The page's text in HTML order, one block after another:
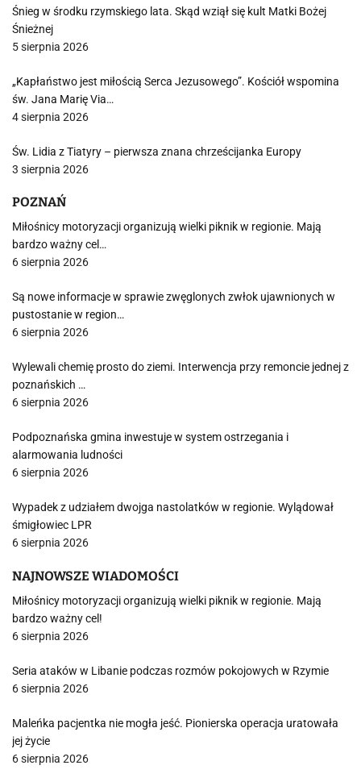
Śnieg w środku rzymskiego lata. Skąd wziął się kult Matki Bożej
Śnieżnej
5 sierpnia 2026
„Kapłaństwo jest miłością Serca Jezusowego”. Kościół wspomina
św. Jana Marię Via…
4 sierpnia 2026
Św. Lidia z Tiatyry – pierwsza znana chrześcijanka Europy
3 sierpnia 2026
POZNAŃ
Miłośnicy motoryzacji organizują wielki piknik w regionie. Mają
bardzo ważny cel…
6 sierpnia 2026
Są nowe informacje w sprawie zwęglonych zwłok ujawnionych w
pustostanie w region…
6 sierpnia 2026
Wylewali chemię prosto do ziemi. Interwencja przy remoncie jednej z
poznańskich …
6 sierpnia 2026
Podpoznańska gmina inwestuje w system ostrzegania i
alarmowania ludności
6 sierpnia 2026
Wypadek z udziałem dwojga nastolatków w regionie. Wylądował
śmigłowiec LPR
6 sierpnia 2026
NAJNOWSZE WIADOMOŚCI
Miłośnicy motoryzacji organizują wielki piknik w regionie. Mają
bardzo ważny cel!
6 sierpnia 2026
Seria ataków w Libanie podczas rozmów pokojowych w Rzymie
6 sierpnia 2026
Maleńka pacjentka nie mogła jeść. Pionierska operacja uratowała
jej życie
6 sierpnia 2026